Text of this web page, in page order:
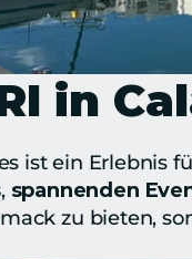
in
ist ein Erlebnis
, spannenden
zu bieten,